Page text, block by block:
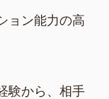
ョン能力の高
験から、相手